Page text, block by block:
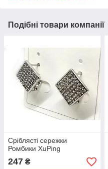
Подібні товари компанії
Сріблясті сережки
Ромбики XuPing
247 ₴